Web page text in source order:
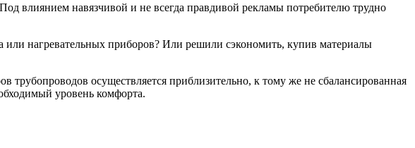
влиянием навязчивой и не всегда правдивой рекламы потребителю трудно
нагревательных приборов? Или решили сэкономить, купив материалы
трубопроводов осуществляется приблизительно, к тому же не сбалансированная
уровень комфорта.